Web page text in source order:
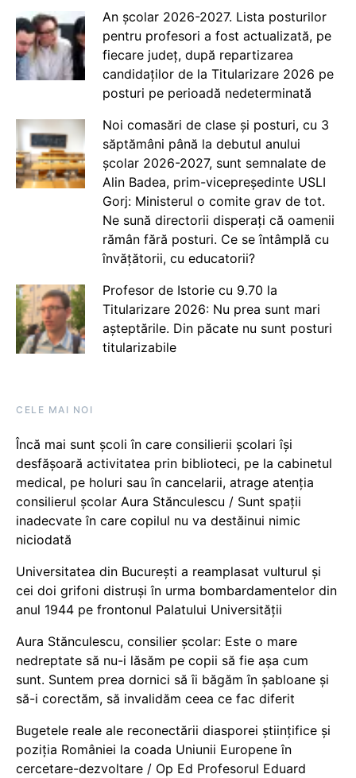
An școlar 2026-2027. Lista posturilor
pentru profesori a fost actualizată, pe
fiecare județ, după repartizarea
candidaților de la Titularizare 2026 pe
posturi pe perioadă nedeterminată
Noi comasări de clase și posturi, cu 3
săptămâni până la debutul anului
școlar 2026-2027, sunt semnalate de
Alin Badea, prim-vicepreședinte USLI
Gorj: Ministerul o comite grav de tot.
Ne sună directorii disperați că oamenii
rămân fără posturi. Ce se întâmplă cu
învățătorii, cu educatorii?
Profesor de Istorie cu 9.70 la
Titularizare 2026: Nu prea sunt mari
așteptările. Din păcate nu sunt posturi
titularizabile
CELE MAI NOI
Încă mai sunt școli în care consilierii școlari își
desfășoară activitatea prin biblioteci, pe la cabinetul
medical, pe holuri sau în cancelarii, atrage atenția
consilierul școlar Aura Stănculescu / Sunt spații
inadecvate în care copilul nu va destăinui nimic
niciodată
Universitatea din București a reamplasat vulturul și
cei doi grifoni distruși în urma bombardamentelor din
anul 1944 pe frontonul Palatului Universității
Aura Stănculescu, consilier școlar: Este o mare
nedreptate să nu-i lăsăm pe copii să fie așa cum
sunt. Suntem prea dornici să îi băgăm în șabloane și
să-i corectăm, să invalidăm ceea ce fac diferit
Bugetele reale ale reconectării diasporei științifice și
poziția României la coada Uniunii Europene în
cercetare-dezvoltare / Op Ed Profesorul Eduard